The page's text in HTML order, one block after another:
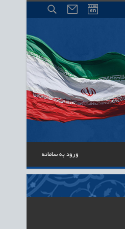
ورود به سامانه